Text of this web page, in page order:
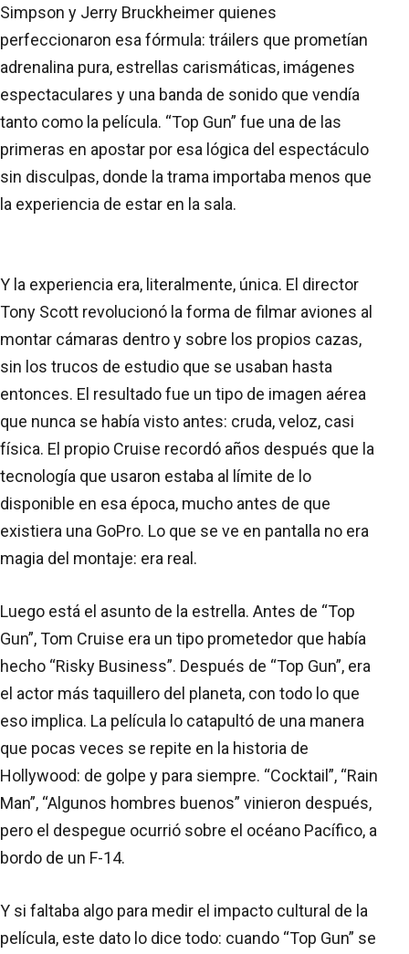
Simpson y Jerry Bruckheimer quienes
perfeccionaron esa fórmula: tráilers que prometían
adrenalina pura, estrellas carismáticas, imágenes
espectaculares y una banda de sonido que vendía
tanto como la película. “Top Gun” fue una de las
primeras en apostar por esa lógica del espectáculo
sin disculpas, donde la trama importaba menos que
la experiencia de estar en la sala.
Y la experiencia era, literalmente, única. El director
Tony Scott revolucionó la forma de filmar aviones al
montar cámaras dentro y sobre los propios cazas,
sin los trucos de estudio que se usaban hasta
entonces. El resultado fue un tipo de imagen aérea
que nunca se había visto antes: cruda, veloz, casi
física. El propio Cruise recordó años después que la
tecnología que usaron estaba al límite de lo
disponible en esa época, mucho antes de que
existiera una GoPro. Lo que se ve en pantalla no era
magia del montaje: era real.
Luego está el asunto de la estrella. Antes de “Top
Gun”, Tom Cruise era un tipo prometedor que había
hecho “Risky Business”. Después de “Top Gun”, era
el actor más taquillero del planeta, con todo lo que
eso implica. La película lo catapultó de una manera
que pocas veces se repite en la historia de
Hollywood: de golpe y para siempre. “Cocktail”, “Rain
Man”, “Algunos hombres buenos” vinieron después,
pero el despegue ocurrió sobre el océano Pacífico, a
bordo de un F-14.
Y si faltaba algo para medir el impacto cultural de la
película, este dato lo dice todo: cuando “Top Gun” se